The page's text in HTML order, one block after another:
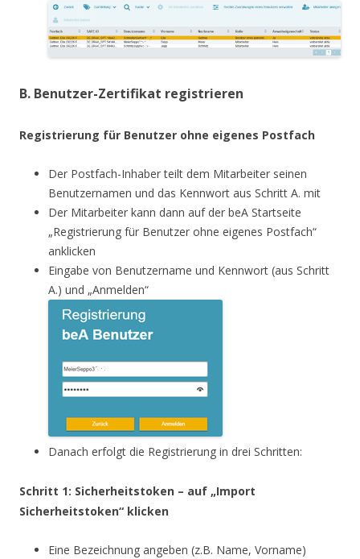
B. Benutzer-Zertifikat registrieren
Registrierung für Benutzer ohne eigenes Postfach
Der Postfach-Inhaber teilt dem Mitarbeiter seinen
Benutzernamen und das Kennwort aus Schritt A. mit
Der Mitarbeiter kann dann auf der beA Startseite
„Registrierung für Benutzer ohne eigenes Postfach“
anklicken
Eingabe von Benutzername und Kennwort (aus Schritt
A.) und „Anmelden“
Danach erfolgt die Registrierung in drei Schritten:
Schritt 1: Sicherheitstoken – auf „Import
Sicherheitstoken“ klicken
Eine Bezeichnung angeben (z.B. Name, Vorname)